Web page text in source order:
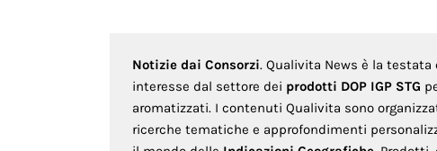
Notizie dai Consorzi. Qualivita News è la
interesse dal settore dei prodotti DOP IGP STG
aromatizzati. I contenuti Qualivita sono
ricerche tematiche e approfondimenti